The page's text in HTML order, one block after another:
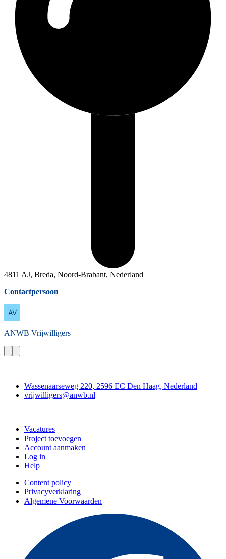
4811 AJ, Breda, Noord-Brabant, Nederland
Contactpersoon
ANWB Vrijwilligers
Wassenaarseweg 220, 2596 EC Den Haag, Nederland
vrijwilligers@anwb.nl
Vacatures
Project toevoegen
Account aanmaken
Log in
Help
Content policy
Privacyverklaring
Algemene Voorwaarden